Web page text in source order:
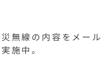
無線の内容をメール
施中。